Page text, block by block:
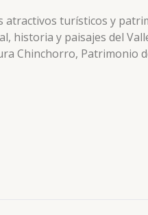
atractivos turísticos y
historia y paisajes del
Chinchorro, Patrimonio